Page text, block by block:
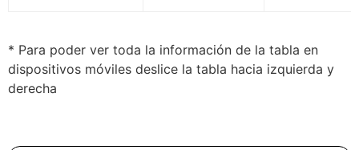
* Para poder ver toda la información de la tabla en
dispositivos móviles deslice la tabla hacia izquierda y
derecha